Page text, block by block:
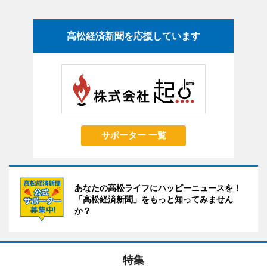
高松経済新聞を応援しています
サポーター 一覧
あなたの高松ライフにハッピーニュースを！
「高松経済新聞」をもっと知ってみません
か？
特集